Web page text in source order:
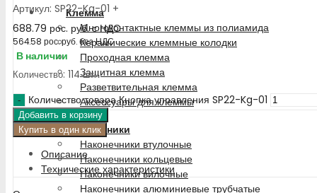
Клемма
Многоконтактные клеммы из полиамида
Керамические клеммные колодки
Проходная клемма
Защитная клемма
Разветвительная клемма
Аксессуары для клеммы
Наконечники
Наконечники втулочные
Наконечники кольцевые
Наконечники вилочные
Наконечники алюминиевые трубчатые
Артикул: SP22-Kg-01 +
688.79 рос. руб.с НДС
564.58 рос. руб.без НДС
В наличии
Количество: 114 шт.
Количество товара Кнопка управления SP22-Kg-01
Добавить в корзину
Купить в один клик
Описание
Технические характеристики